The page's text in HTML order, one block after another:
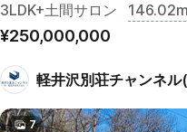
3LDK+土間サロン
¥250,000,000
軽井沢別荘チャンネ
7